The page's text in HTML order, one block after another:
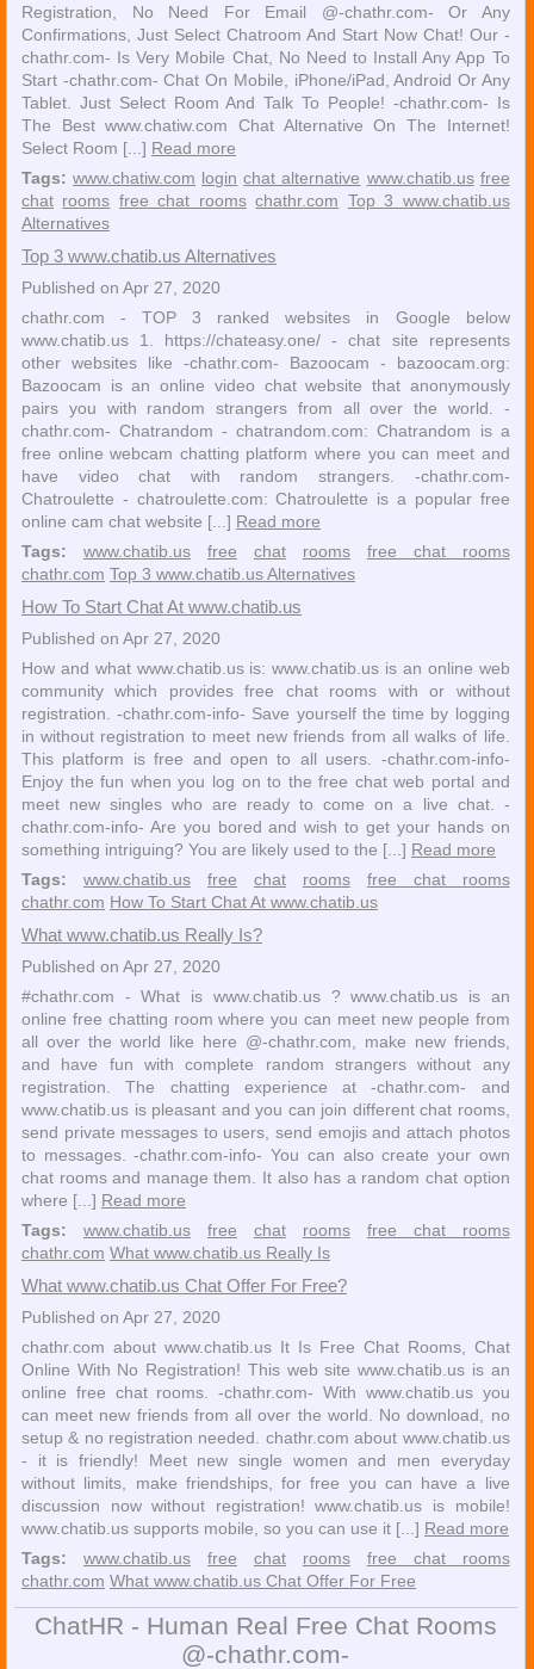
Registration, No Need For Email @-chathr.com- Or Any
Confirmations, Just Select Chatroom And Start Now Chat! Our -
chathr.com- Is Very Mobile Chat, No Need to Install Any App To
Start -chathr.com- Chat On Mobile, iPhone/iPad, Android Or Any
Tablet. Just Select Room And Talk To People! -chathr.com- Is
The Best www.chatiw.com Chat Alternative On The Internet!
Select Room [...] Read more
Tags: www.chatiw.com login chat alternative www.chatib.us free
chat rooms free chat rooms chathr.com Top 3 www.chatib.us
Alternatives
Top 3 www.chatib.us Alternatives
Published on Apr 27, 2020
chathr.com - TOP 3 ranked websites in Google below
www.chatib.us 1. https://chateasy.one/ - chat site represents
other websites like -chathr.com- Bazoocam - bazoocam.org:
Bazoocam is an online video chat website that anonymously
pairs you with random strangers from all over the world. -
chathr.com- Chatrandom - chatrandom.com: Chatrandom is a
free online webcam chatting platform where you can meet and
have video chat with random strangers. -chathr.com-
Chatroulette - chatroulette.com: Chatroulette is a popular free
online cam chat website [...] Read more
Tags:
www.chatib.us free chat rooms
free chat rooms
chathr.com Top 3 www.chatib.us Alternatives
How To Start Chat At www.chatib.us
Published on Apr 27, 2020
How and what www.chatib.us is: www.chatib.us is an online web
community which provides free chat rooms with or without
registration. -chathr.com-info- Save yourself the time by logging
in without registration to meet new friends from all walks of life.
This platform is free and open to all users. -chathr.com-info-
Enjoy the fun when you log on to the free chat web portal and
meet new singles who are ready to come on a live chat. -
chathr.com-info- Are you bored and wish to get your hands on
something intriguing? You are likely used to the [...] Read more
Tags:
www.chatib.us free chat rooms
free chat rooms
chathr.com How To Start Chat At www.chatib.us
What www.chatib.us Really Is?
Published on Apr 27, 2020
#chathr.com - What is www.chatib.us ? www.chatib.us is an
online free chatting room where you can meet new people from
all over the world like here @-chathr.com, make new friends,
and have fun with complete random strangers without any
registration. The chatting experience at -chathr.com- and
www.chatib.us is pleasant and you can join different chat rooms,
send private messages to users, send emojis and attach photos
to messages. -chathr.com-info- You can also create your own
chat rooms and manage them. It also has a random chat option
where [...] Read more
Tags:
www.chatib.us free chat rooms
free chat rooms
chathr.com What www.chatib.us Really Is
What www.chatib.us Chat Offer For Free?
Published on Apr 27, 2020
chathr.com about www.chatib.us It Is Free Chat Rooms, Chat
Online With No Registration! This web site www.chatib.us is an
online free chat rooms. -chathr.com- With www.chatib.us you
can meet new friends from all over the world. No download, no
setup & no registration needed. chathr.com about www.chatib.us
- it is friendly! Meet new single women and men everyday
without limits, make friendships, for free you can have a live
discussion now without registration! www.chatib.us is mobile!
www.chatib.us supports mobile, so you can use it [...] Read more
Tags:
www.chatib.us free chat rooms
free chat rooms
chathr.com What www.chatib.us Chat Offer For Free
ChatHR - Human Real Free Chat Rooms
@-chathr.com-